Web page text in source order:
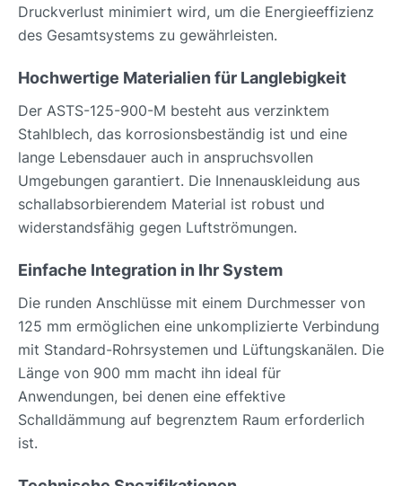
Druckverlust minimiert wird, um die Energieeffizienz
des Gesamtsystems zu gewährleisten.
Hochwertige Materialien für Langlebigkeit
Der ASTS-125-900-M besteht aus verzinktem
Stahlblech, das korrosionsbeständig ist und eine
lange Lebensdauer auch in anspruchsvollen
Umgebungen garantiert. Die Innenauskleidung aus
schallabsorbierendem Material ist robust und
widerstandsfähig gegen Luftströmungen.
Einfache Integration in Ihr System
Die runden Anschlüsse mit einem Durchmesser von
125 mm ermöglichen eine unkomplizierte Verbindung
mit Standard-Rohrsystemen und Lüftungskanälen. Die
Länge von 900 mm macht ihn ideal für
Anwendungen, bei denen eine effektive
Schalldämmung auf begrenztem Raum erforderlich
ist.